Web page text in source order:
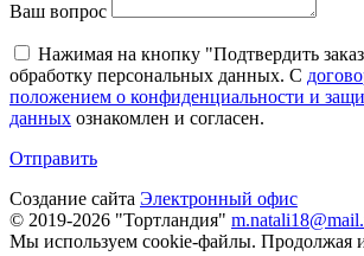
Ваш вопрос
Нажимая на кнопку "Подтвердить
обработку персональных данных. С
положением о конфиденциальности и
данных ознакомлен и согласен.
Отправить
Создание сайта Электронный офис
© 2019-2026 "Тортландия"
Мы используем cookie-файлы. Продолжая